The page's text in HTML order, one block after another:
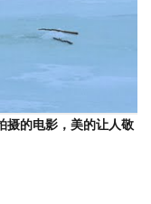
摄的电影，美的让人敬